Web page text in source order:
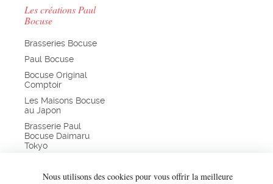
Les créations Paul
Bocuse
Brasseries Bocuse
Paul Bocuse
Bocuse Original
Comptoir
Les Maisons Bocuse
au Japon
Brasserie Paul
Bocuse Daimaru
Tokyo
Bocuse d’Or
Nous utilisons des cookies pour vous offrir la meilleure